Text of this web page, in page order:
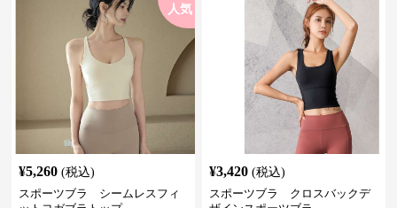
人気
¥5,260 (税込)
スポーツブラ シームレスフィ
¥3,420 (税込)
スポーツブラ クロスバックデ